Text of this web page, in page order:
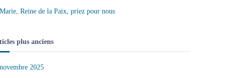
Marie, Reine de la Paix, priez pour nous
plus anciens
novembre 2025